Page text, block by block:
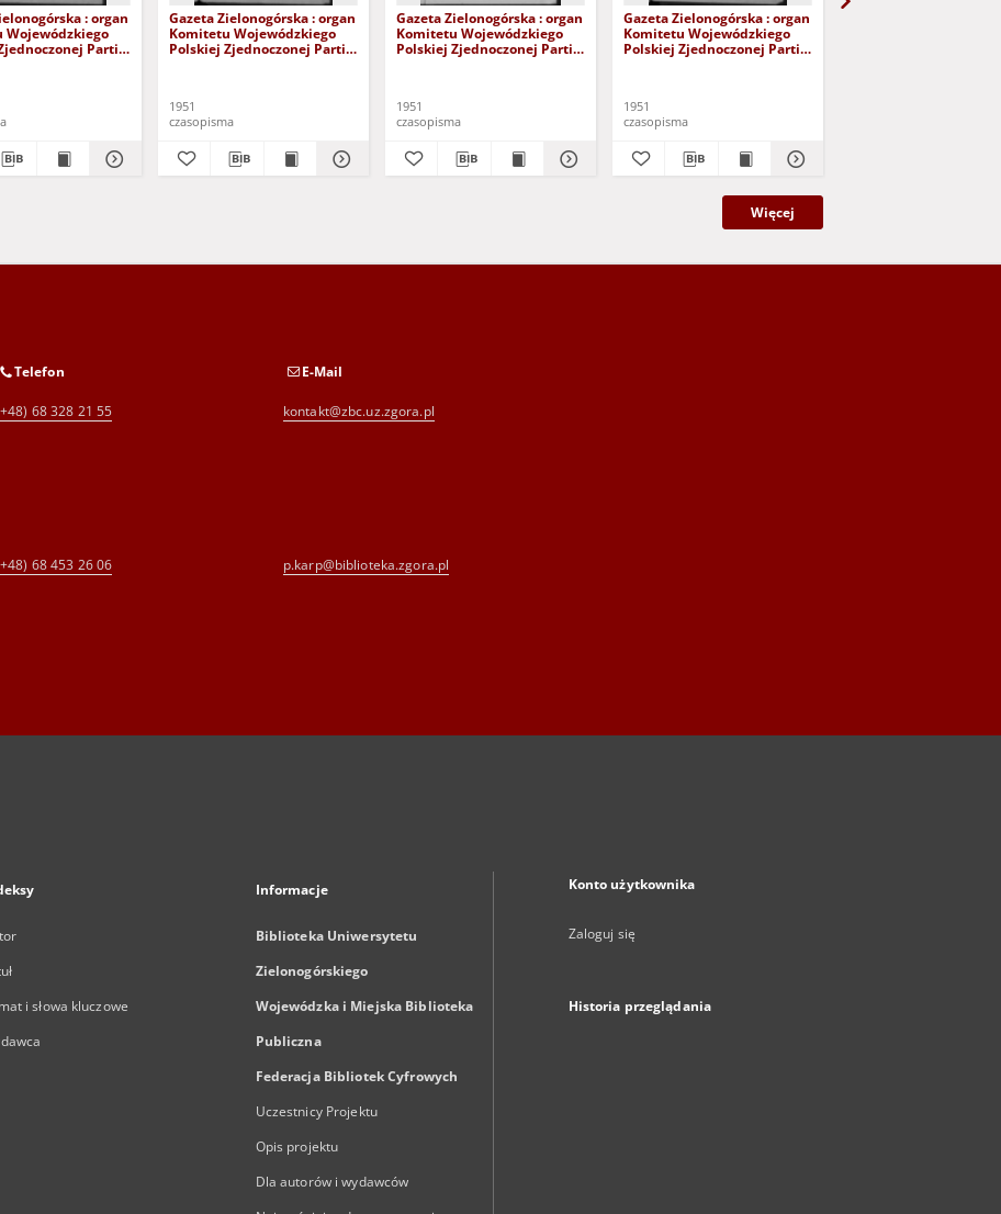
: organ
Wojewódzkiego
Partii
Gazeta Zielonogórska : organ
Komitetu Wojewódzkiego
Polskiej Zjednoczonej Partii
1951
czasopisma
Gazeta Zielonogórska : organ
Komitetu Wojewódzkiego
Polskiej Zjednoczonej Partii
1951
czasopisma
Gazeta Zielonogórska : organ
Komitetu Wojewódzkiego
Polskiej Zjednoczonej Partii
1951
czasopisma
Więcej
Telefon
68 328 21 55
E-Mail
kontakt@zbc.uz.zgora.pl
68 453 26 06 p.karp@biblioteka.zgora.pl
i słowa kluczowe
Informacje
Biblioteka Uniwersytetu
Zielonogórskiego
Wojewódzka i Miejska Biblioteka
Publiczna
Federacja Bibliotek Cyfrowych
Uczestnicy Projektu
Opis projektu
Dla autorów i wydawców
Konto użytkownika
Zaloguj się
Historia przeglądania